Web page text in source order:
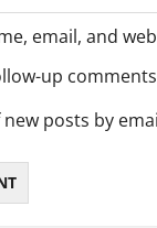
email, and
up
posts by